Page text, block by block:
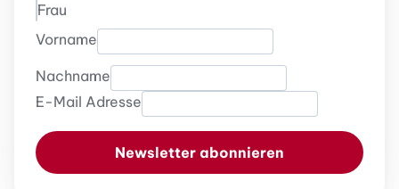
Frau
Vorname
Nachname
E-Mail Adresse
Newsletter abonnieren